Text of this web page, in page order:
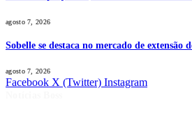
agosto 7, 2026
Sobelle se destaca no mercado de extensão
agosto 7, 2026
Facebook X (Twitter) Instagram